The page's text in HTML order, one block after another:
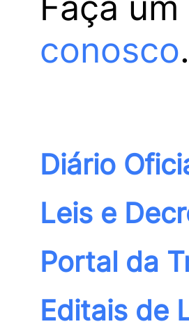
conosco.
Diário
Leis e
Portal da
Editais de